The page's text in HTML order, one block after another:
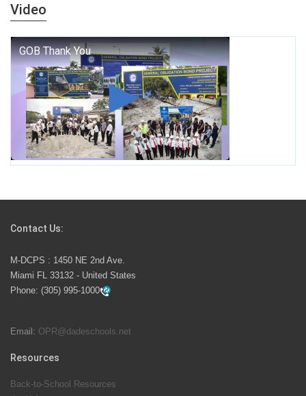
George T. Baker Aviation Tech College Prepares
Student for High Paying Aviation Careers
Miami-Dade County Public Schools is Ready to Bring
Excellence, Choice, Innovation, and Safety this New
School Year
launch the Zero Drownings Miami-Dade
swimming instruction to preschool and kindergarten
students at local county pools.
School Board. Maurits Acosta was the 40th School
Video
Contact Us:
M-DCPS : 1450 NE 2nd Ave.
Miami FL 33132 - United States
Phone: (305) 995-1000
Email: OPR@dadeschools.net
Resources
Back-to-School Resources